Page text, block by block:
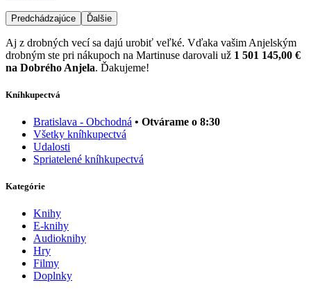
Predchádzajúce Ďalšie
Aj z drobných vecí sa dajú urobiť veľké. Vďaka vašim Anjelským
drobným ste pri nákupoch na Martinuse darovali už 1 501 145,00 €
na Dobrého Anjela. Ďakujeme!
Kníhkupectvá
Bratislava - Obchodná • Otvárame o 8:30
Všetky kníhkupectvá
Udalosti
Spriatelené kníhkupectvá
Kategórie
Knihy
E-knihy
Audioknihy
Hry
Filmy
Doplnky